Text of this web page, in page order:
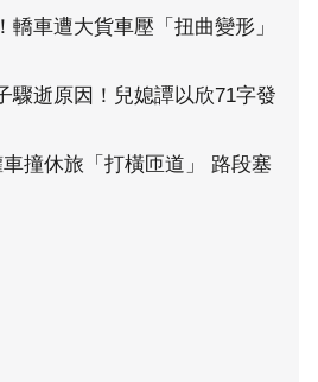
轎車遭大貨車壓「扭曲變形」
驟逝原因！兒媳譚以欣71字發
撞休旅「打橫匝道」 路段塞